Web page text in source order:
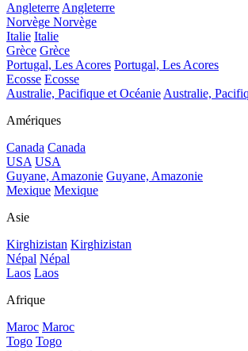
AngleterreAngleterre
Norvège Norvège
Italie Italie
Grèce Grèce
Portugal, Les Acores Portugal, Les Acores
Ecosse Ecosse
Australie, Pacifique et OcéanieAustralie,
Amériques
Canada Canada
USA USA
Guyane, Amazonie Guyane, Amazonie
Mexique Mexique
Asie
Kirghizistan Kirghizistan
Népal Népal
Laos Laos
Afrique
Maroc Maroc
Togo Togo